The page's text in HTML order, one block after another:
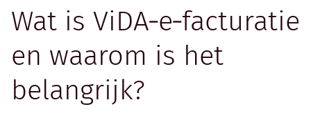
Wat is ViDA‑e‑facturatie
en waarom is het
belangrijk?